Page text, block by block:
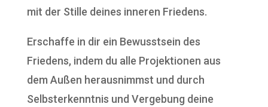
mit der Stille deines inneren Friedens.
Erschaffe in dir ein Bewusstsein des
Friedens, indem du alle Projektionen aus
dem Außen herausnimmst und durch
Selbsterkenntnis und Vergebung deine